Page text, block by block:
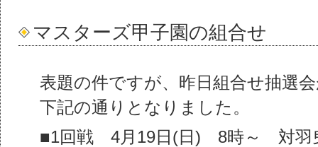
マスターズ甲子園の組合せ
表題の件ですが、昨日組合せ抽選
下記の通りとなりました。
■1回戦 4月19日(日) 8時～ 対羽